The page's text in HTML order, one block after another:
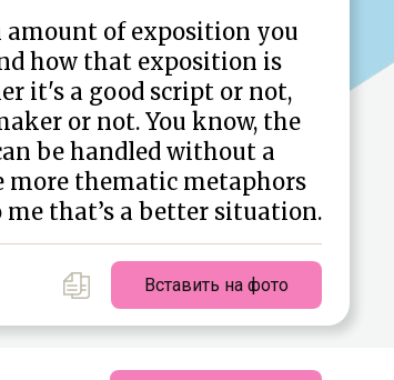
amount of exposition you
how that exposition is
it's a good script or not,
or not. You know, the
be handled without a
more thematic metaphors
that’s a better situation.
Вставить на фото